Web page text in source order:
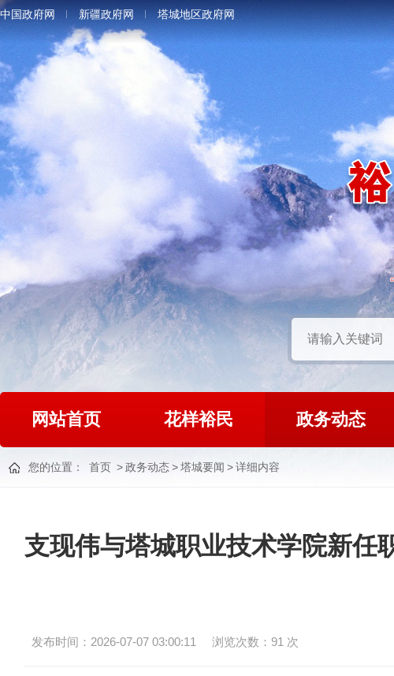
中国政府网 新疆政府网 塔城地区政府网
网站首页 花样裕民 政务动态
您的位置： 首页 >政务动态>塔城要闻 >详细内容
支现伟与塔城职业技术学院新任
发布时间：2026-07-07 03:00:11 浏览次数： 91 次